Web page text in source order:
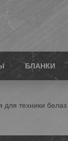
БЛАНКИ
для техники белаз